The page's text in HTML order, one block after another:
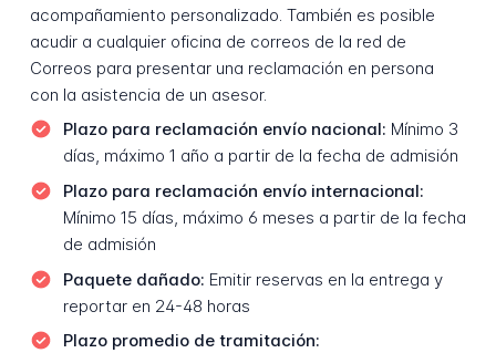
acompañamiento personalizado. También es posible
acudir a cualquier oficina de correos de la red de
Correos para presentar una reclamación en persona
con la asistencia de un asesor.
Plazo para reclamación envío nacional: Mínimo 3
días, máximo 1 año a partir de la fecha de admisión
Plazo para reclamación envío internacional:
Mínimo 15 días, máximo 6 meses a partir de la fecha
de admisión
Paquete dañado: Emitir reservas en la entrega y
reportar en 24-48 horas
Plazo promedio de tramitación: